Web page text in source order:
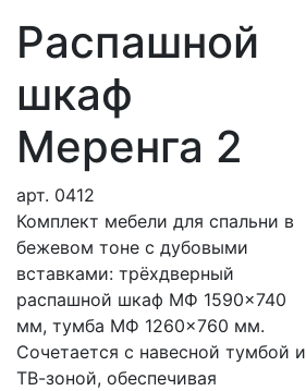
Распашной
шкаф
Меренга 2
арт. 0412
Комплект мебели для спальни в
бежевом тоне с дубовыми
вставками: трёхдверный
распашной шкаф МФ 1590×740
мм, тумба МФ 1260×760 мм.
Сочетается с навесной тумбой и
ТВ-зоной, обеспечивая